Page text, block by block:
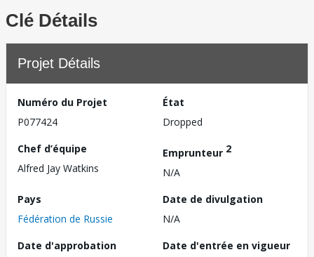
Clé Détails
Projet Détails
Numéro du Projet
P077424
État
Dropped
Chef d’équipe
Alfred Jay Watkins
Emprunteur 2
N/A
Pays
Fédération de Russie
Date de divulgation
N/A
Date d'approbation
Date d'entrée en vigueur